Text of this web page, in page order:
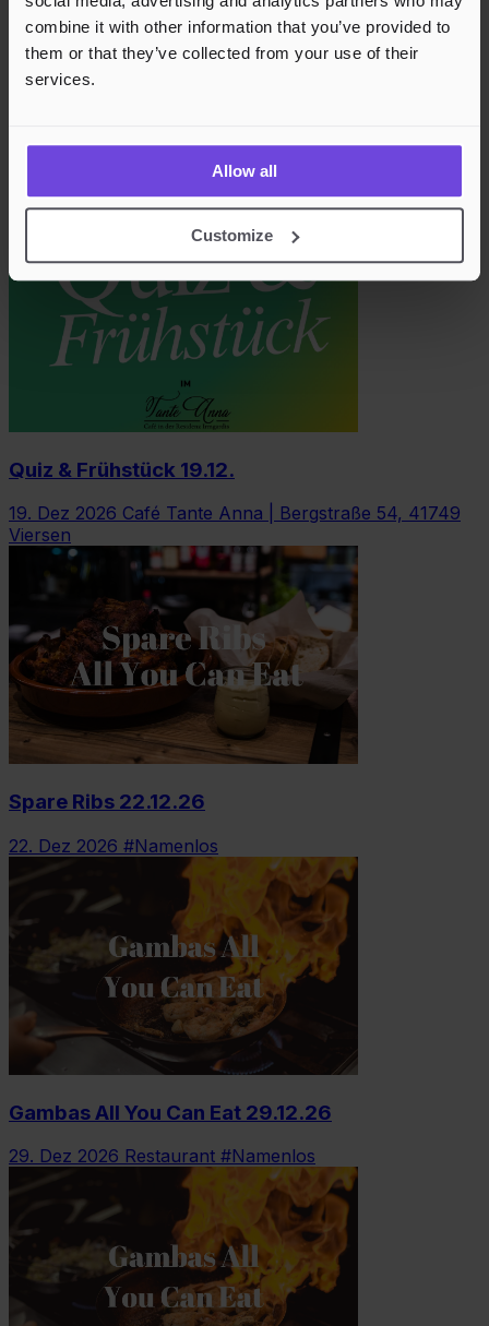
combine it with other information that you’ve provided to
them or that they’ve collected from your use of their
services.
Allow all
Customize
Gambas All You Can Eat 15.12.26
15. Dez 2026Restaurant #Namenlos
Quiz & Frühstück 19.12.
19. Dez 2026 Café Tante Anna | Bergstraße 54, 41749
Viersen
Spare Ribs 22.12.26
22. Dez 2026 #Namenlos
Gambas All You Can Eat 29.12.26
29. Dez 2026 Restaurant #Namenlos